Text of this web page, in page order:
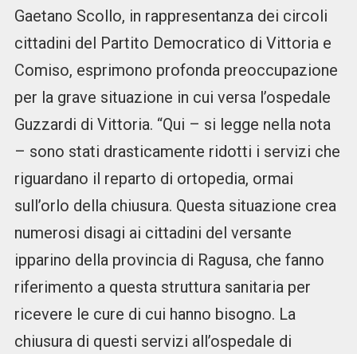
Gaetano Scollo, in rappresentanza dei circoli
cittadini del Partito Democratico di Vittoria e
Comiso, esprimono profonda preoccupazione
per la grave situazione in cui versa l’ospedale
Guzzardi di Vittoria. “Qui – si legge nella nota
– sono stati drasticamente ridotti i servizi che
riguardano il reparto di ortopedia, ormai
sull’orlo della chiusura. Questa situazione crea
numerosi disagi ai cittadini del versante
ipparino della provincia di Ragusa, che fanno
riferimento a questa struttura sanitaria per
ricevere le cure di cui hanno bisogno. La
chiusura di questi servizi all’ospedale di